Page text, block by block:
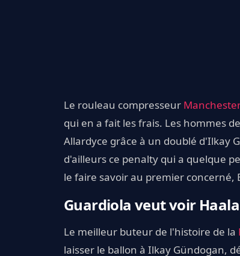
Le rouleau compresseur
qui en a fait les frais. Les hommes
Allardyce grâce à un doublé d'Ilkay
d'ailleurs ce penalty qui a quelque
le faire savoir au premier concerné,
Guardiola veut voir
Le meilleur buteur de l'histoire de la
laisser le ballon à Ilkay Gündogan,